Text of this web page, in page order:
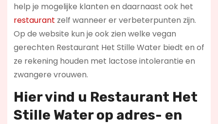
help je mogelijke klanten en daarnaast ook het
restaurant zelf wanneer er verbeterpunten zijn.
Op de website kun je ook zien welke vegan
gerechten Restaurant Het Stille Water biedt en of
ze rekening houden met lactose intolerantie en
zwangere vrouwen.
Hier vind u Restaurant Het
Stille Water op adres- en